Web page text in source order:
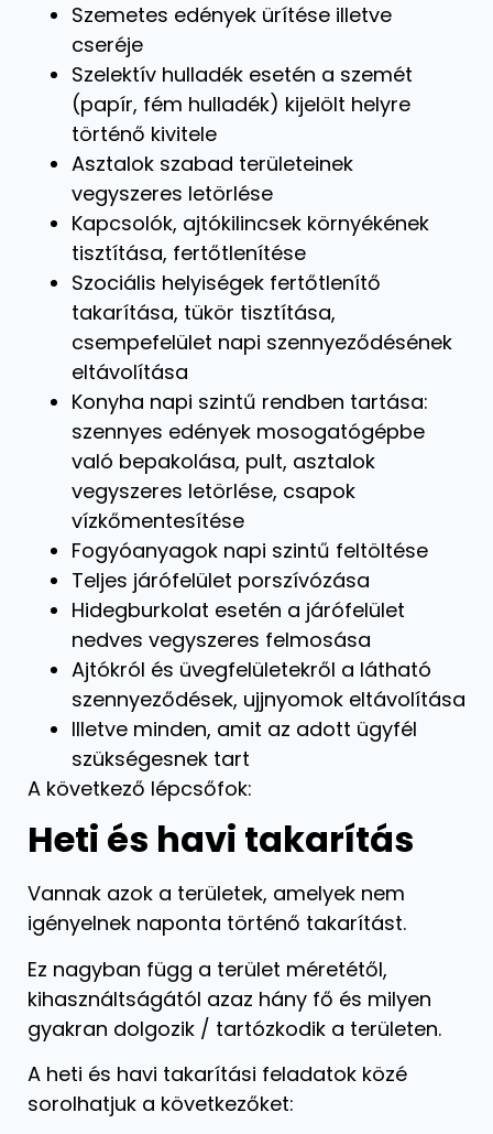
Szemetes edények ürítése illetve
cseréje
Szelektív hulladék esetén a szemét
(papír, fém hulladék) kijelölt helyre
történő kivitele
Asztalok szabad területeinek
vegyszeres letörlése
Kapcsolók, ajtókilincsek környékének
tisztítása, fertőtlenítése
Szociális helyiségek fertőtlenítő
takarítása, tükör tisztítása,
csempefelület napi szennyeződésének
eltávolítása
Konyha napi szintű rendben tartása:
szennyes edények mosogatógépbe
való bepakolása, pult, asztalok
vegyszeres letörlése, csapok
vízkőmentesítése
Fogyóanyagok napi szintű feltöltése
Teljes járófelület porszívózása
Hidegburkolat esetén a járófelület
nedves vegyszeres felmosása
Ajtókról és üvegfelületekről a látható
szennyeződések, ujjnyomok eltávolítása
Illetve minden, amit az adott ügyfél
szükségesnek tart
A következő lépcsőfok:
Heti és havi takarítás
Vannak azok a területek, amelyek nem
igényelnek naponta történő takarítást.
Ez nagyban függ a terület méretétől,
kihasználtságától azaz hány fő és milyen
gyakran dolgozik / tartózkodik a területen.
A heti és havi takarítási feladatok közé
sorolhatjuk a következőket: